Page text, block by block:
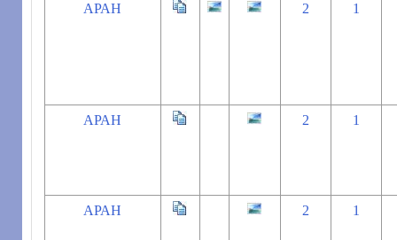
АРАН 2 1
АРАН 2 1
АРАН 2 1